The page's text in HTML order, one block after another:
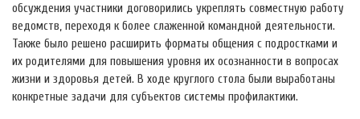
обсуждения участники договорились укреплять совместную работу
ведомств, переходя к более слаженной командной деятельности.
Также было решено расширить форматы общения с подростками и
их родителями для повышения уровня их осознанности в вопросах
жизни и здоровья детей. В ходе круглого стола были выработаны
конкретные задачи для субъектов системы профилактики.